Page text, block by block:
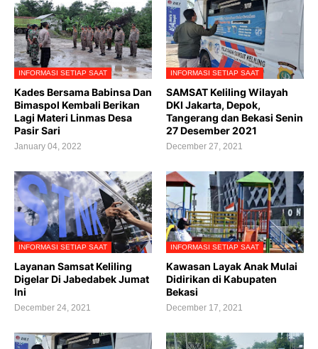
INFORMASI SETIAP SAAT
Kades Bersama Babinsa Dan
Bimaspol Kembali Berikan
Lagi Materi Linmas Desa
Pasir Sari
January 04, 2022
INFORMASI SETIAP SAAT
SAMSAT Keliling Wilayah
DKI Jakarta, Depok,
Tangerang dan Bekasi Senin
27 Desember 2021
December 27, 2021
INFORMASI SETIAP SAAT
Layanan Samsat Keliling
Digelar Di Jabedabek Jumat
Ini
December 24, 2021
INFORMASI SETIAP SAAT
Kawasan Layak Anak Mulai
Didirikan di Kabupaten
Bekasi
December 17, 2021